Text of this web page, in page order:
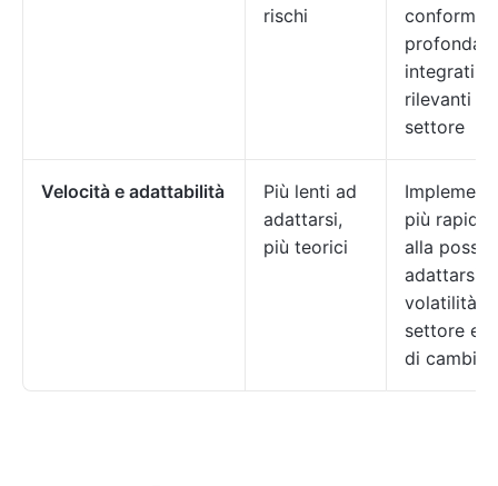
rischi
conformità
integrati e
rilevanti
settore
Velocità e adattabilità
Più lenti ad
adattarsi,
più teorici
più rapida
alla
adattarsi
volatilità
settore e
di